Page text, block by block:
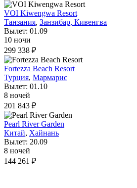
VOI Kiwengwa Resort
Танзания, Занзибар, Кивенгва
Вылет: 01.09
10 ночи
299 338 ₽
Fortezza Beach Resort
Турция, Мармарис
Вылет: 01.10
8 ночей
201 843 ₽
Pearl River Garden
Китай, Хайнань
Вылет: 20.09
8 ночей
144 261 ₽